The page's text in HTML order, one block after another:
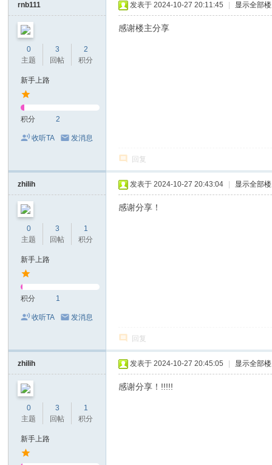
rnb111
0
主题
3
回帖
2
积分
新手上路
积分 2
收听TA 发消息
发表于 2024-10-27 20:11:45 显示全部
感谢楼主分享
回复
zhilih
0
主题
3
回帖
1
积分
新手上路
积分 1
收听TA 发消息
发表于 2024-10-27 20:43:04 显示全部
感谢分享！
回复
zhilih
0
主题
3
回帖
1
积分
新手上路
发表于 2024-10-27 20:45:05 显示全部
感谢分享！!!!!!